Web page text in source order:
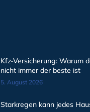
Kfz-Versicherung: Warum
nicht immer der beste ist
5. August 2026
Starkregen kann jedes